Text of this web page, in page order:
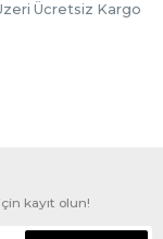
Ücretsiz Kargo
kayıt olun!